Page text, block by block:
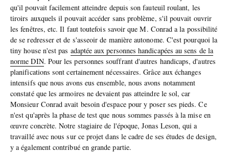
qu'il pouvait facilement atteindre depuis son fauteuil roulant, les
tiroirs auxquels il pouvait accéder sans problème, s'il pouvait ouvrir
les fenêtres, etc. Il faut toutefois savoir que M. Conrad a la possibilité
de se redresser et de s'asseoir de manière autonome. C'est pourquoi la
tiny house n'est pas adaptée aux personnes handicapées au sens de la
norme DIN. Pour les personnes souffrant d'autres handicaps, d'autres
planifications sont certainement nécessaires. Grâce aux échanges
intensifs que nous avons eus ensemble, nous avons notamment
constaté que les armoires ne devaient pas atteindre le sol, car
Monsieur Conrad avait besoin d'espace pour y poser ses pieds. Ce
n'est qu'après la phase de test que nous sommes passés à la mise en
œuvre concrète. Notre stagiaire de l'époque, Jonas Leson, qui a
travaillé avec nous sur ce projet dans le cadre de ses études de design,
y a également contribué en grande partie.